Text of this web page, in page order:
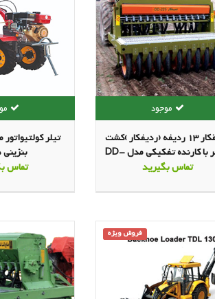
عمیقکار 13 ردیفه (ردیفکار )کشت
گستر با کارنده تفکیکی مدل DD-
225
تماس بگیرید تماس
فروش ویژه